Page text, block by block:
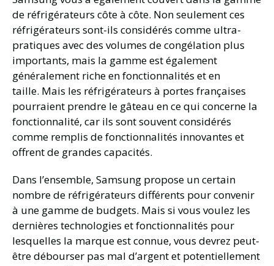
de réfrigérateurs côte à côte. Non seulement ces
réfrigérateurs sont-ils considérés comme ultra-
pratiques avec des volumes de congélation plus
importants, mais la gamme est également
généralement riche en fonctionnalités et en
taille. Mais les réfrigérateurs à portes françaises
pourraient prendre le gâteau en ce qui concerne la
fonctionnalité, car ils sont souvent considérés
comme remplis de fonctionnalités innovantes et
offrent de grandes capacités.
Dans l’ensemble, Samsung propose un certain
nombre de réfrigérateurs différents pour convenir
à une gamme de budgets. Mais si vous voulez les
dernières technologies et fonctionnalités pour
lesquelles la marque est connue, vous devrez peut-
être débourser pas mal d’argent et potentiellement